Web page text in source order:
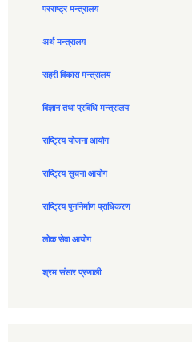
परराष्ट्र मन्त्रालय
अर्थ मन्त्रालय
सहरी विकास मन्त्रालय
विज्ञान तथा प्रविधि मन्त्रालय
राष्ट्रिय योजना आयोग
राष्ट्रिय सुचना आयोग
राष्ट्रिय पुननिर्माण प्राधिकरण
लोक सेवा आयोग
श्रम संसार प्रणाली